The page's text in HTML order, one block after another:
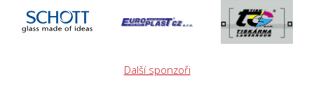
Další sponzoři